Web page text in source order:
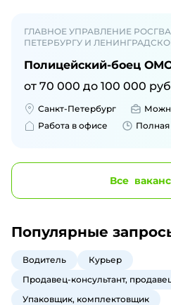
ГЛАВНОЕ УПРАВЛЕНИЕ
ПЕТЕРБУРГУ И
Полицейский-боец
от 70 000 до 100 000
Санкт-Петербург
Работа в офисе
Полная
Все
Популярные
Водитель
Курьер
Продавец-консультант,
Упаковщик, комплектовщик